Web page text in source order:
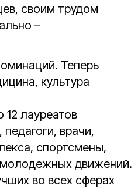
своим трудом
–
Теперь
культура
лауреатов
врачи,
спортсмены,
молодежных движений.
во всех сферах